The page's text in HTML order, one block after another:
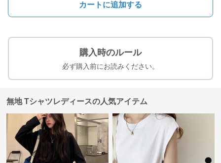
カートに追加する
購入時のルール
必ず購入前にお読みください。
無地 Tシャツレディースの人気アイテム